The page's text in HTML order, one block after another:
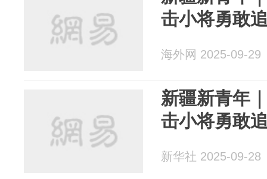
击小将勇敢
海外网 2025-09-29
新疆新青年
击小将勇敢
新华社 2025-09-28